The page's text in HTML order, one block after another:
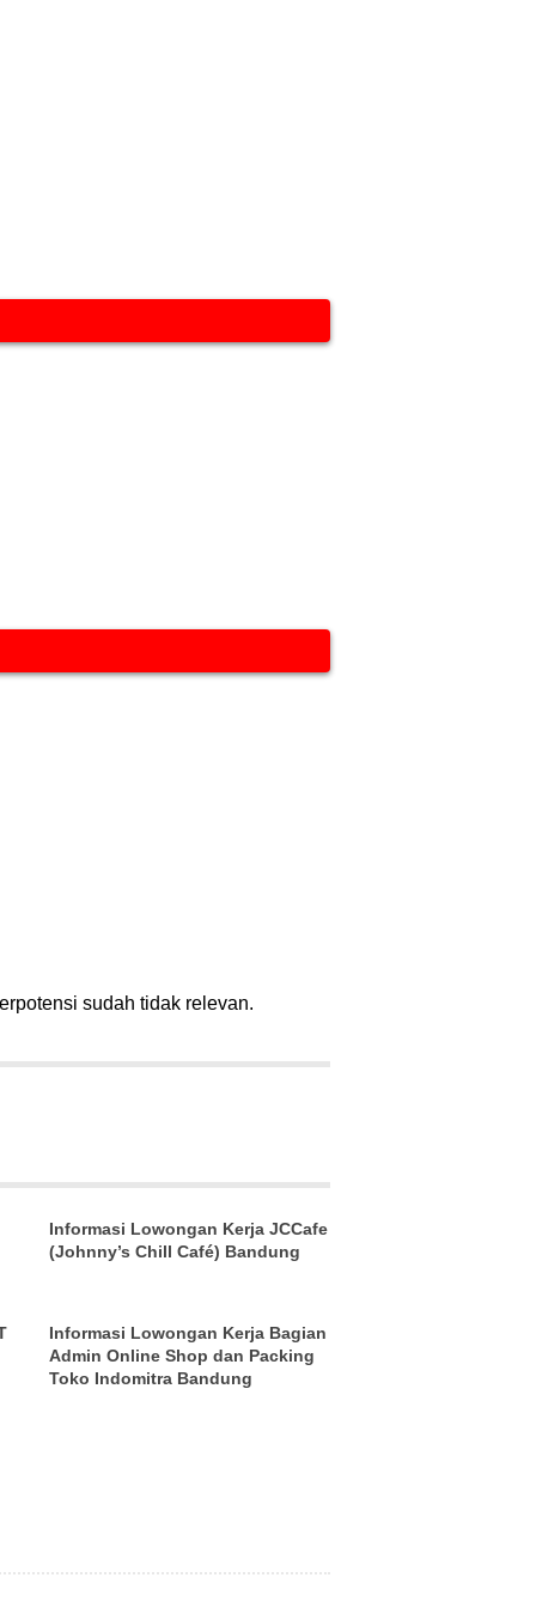
sudah tidak relevan.
Informasi Lowongan Kerja JCCafe
(Johnny’s Chill Café) Bandung
Informasi Lowongan Kerja Bagian
Admin Online Shop dan Packing
Toko Indomitra Bandung